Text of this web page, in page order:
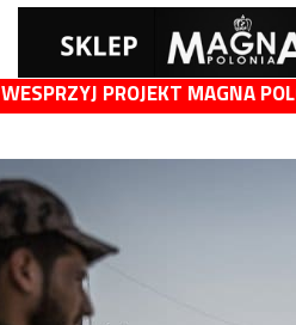
WESPRZYJ PROJEKT MAGNA